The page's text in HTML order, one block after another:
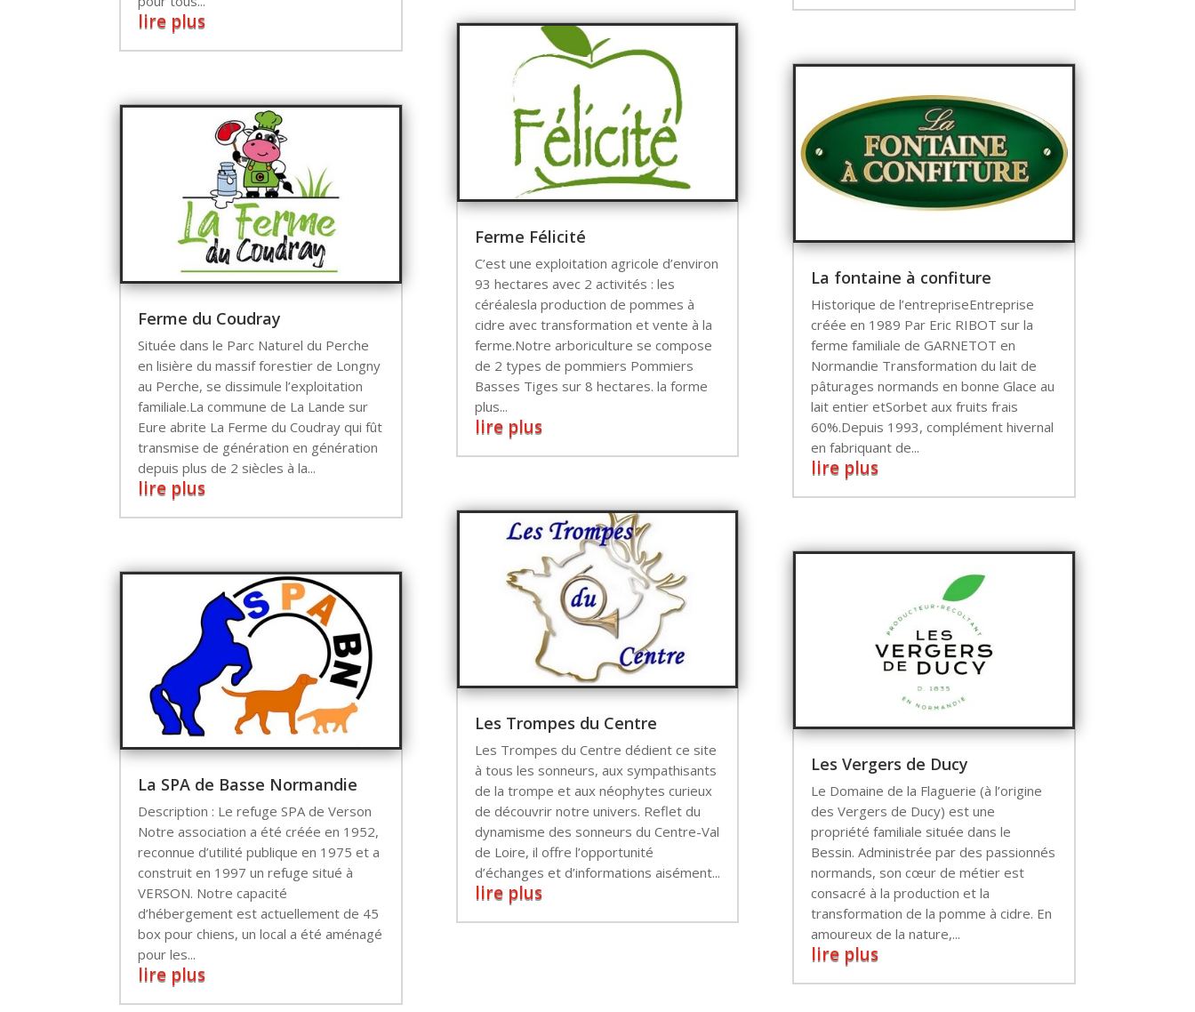
lire plus
Ferme du Coudray
Située dans le Parc Naturel du Perche
en lisière du massif forestier de Longny
au Perche, se dissimule l’exploitation
familiale.La commune de La Lande sur
Eure abrite La Ferme du Coudray qui fût
transmise de génération en génération
depuis plus de 2 siècles à la...
lire plus
La SPA de Basse Normandie
Description : Le refuge SPA de Verson
Notre association a été créée en 1952,
reconnue d’utilité publique en 1975 et a
construit en 1997 un refuge situé à
VERSON. Notre capacité
d’hébergement est actuellement de 45
box pour chiens, un local a été aménagé
pour les...
lire plus
Ferme Félicité
C’est une exploitation agricole d’environ
93 hectares avec 2 activités : les
céréalesla production de pommes à
cidre avec transformation et vente à la
ferme.Notre arboriculture se compose
de 2 types de pommiers Pommiers
Basses Tiges sur 8 hectares. la forme
plus...
lire plus
Les Trompes du Centre
Les Trompes du Centre dédient ce site
à tous les sonneurs, aux sympathisants
de la trompe et aux néophytes curieux
de découvrir notre univers. Reflet du
dynamisme des sonneurs du Centre-Val
de Loire, il offre l’opportunité
d’échanges et d’informations aisément...
lire plus
La fontaine à confiture
Historique de l’entrepriseEntreprise
créée en 1989 Par Eric RIBOT sur la
ferme familiale de GARNETOT en
Normandie Transformation du lait de
pâturages normands en bonne Glace au
lait entier etSorbet aux fruits frais
60%.Depuis 1993, complément hivernal
en fabriquant de...
lire plus
Les Vergers de Ducy
Le Domaine de la Flaguerie (à l’origine
des Vergers de Ducy) est une
propriété familiale située dans le
Bessin. Administrée par des passionnés
normands, son cœur de métier est
consacré à la production et la
transformation de la pomme à cidre. En
amoureux de la nature,...
lire plus